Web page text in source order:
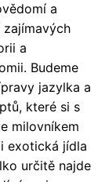
a
a
Budeme
jazylka a
které si s
milovníkem
exotická jídla
určitě najde